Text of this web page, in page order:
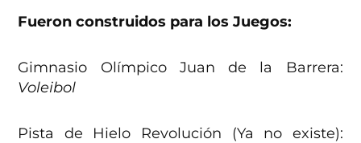
Fueron construidos para los Juegos:
Gimnasio Olímpico Juan de la Barrera:
Voleibol
Pista de Hielo Revolución (Ya no existe):